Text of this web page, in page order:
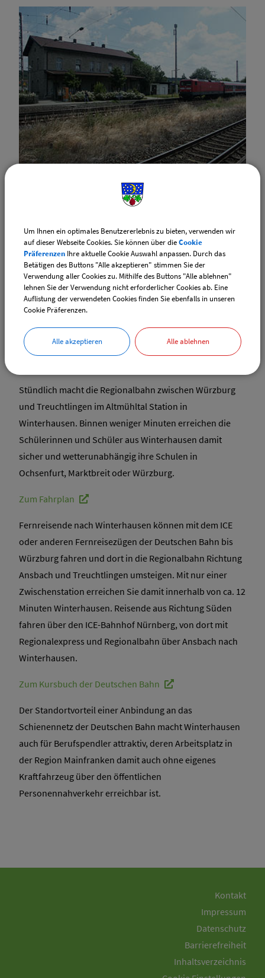
Mit der Deutschen Bahn nach
Als einzige Gemeinde innerhalb der
Verwaltungsgemeinschaft verfügt Winterhausen über
einen Anschluss an das Schienennetz der Deutschen
Bahn.
Stündlich macht die Regionalbahn zwischen Würzburg
und Treuchtlingen im Altmühltal Station in
Winterhausen. Binnen weniger Minuten erreichen die
Schülerinnen und Schüler aus Winterhausen damit
sicher und wetterunabhängig ihre Schulen in
Ochsenfurt, Marktbreit oder Würzburg.
Zum Fahrplan
Fernreisende nach Winterhausen können mit dem ICE
oder anderen Fernreisezügen der Deutschen Bahn bis
Würzburg fahren und dort in die Regionalbahn Richtung
Ansbach und Treuchtlingen umsteigen. Mit nur einer
Zwischenstation erreichen Sie damit innerhalb von ca. 12
Minuten Winterhausen. Reisende aus Richtung Süden
fahren über den ICE-Bahnhof Nürnberg, von dort mit
Regionalexpress und Regionalbahn über Ansbach nach
Winterhausen.
Zum Kursbuch der Deutschen Bahn
Der Standortvorteil einer Anbindung an das
Schienennetz der Deutschen Bahn macht Winterhausen
auch für Berufspendler attraktiv, deren Arbeitsplatz in
der Region Mainfranken damit auch ohne eigenes
Kraftfahrzeug über den öffentlichen
Personennahverkehr erreichbar ist.
Kontakt
Impressum
Datenschutz
Barrierefreiheit
Inhaltsverzeichnis
Um Ihnen ein optimales Benutzererlebnis zu bieten, verwenden wir
auf dieser Webseite Cookies. Sie können über dieCookie
Präferenzen Ihre aktuelle Cookie Auswahl anpassen. Durch das
Betätigen des Buttons "Alle akzeptieren" stimmen Sie der
Verwendung aller Cookies zu. Mithilfe des Buttons "Alle ablehnen"
lehnen Sie der Verwendung nicht erforderlicher Cookies ab. Eine
Auflistung der verwendeten Cookies finden Sie ebenfalls in unseren
Cookie Präferenzen.
Alle akzeptieren Alle ablehnen